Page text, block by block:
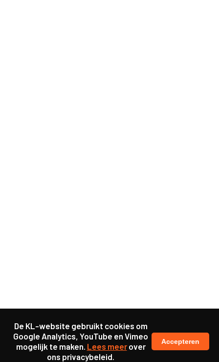
De KL-website gebruikt cookies om
Google Analytics, YouTube en Vimeo
mogelijk te maken. Lees meerover
ons privacybeleid.
Accepteren